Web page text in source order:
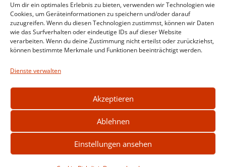
Um dir ein optimales Erlebnis zu bieten, verwenden wir Technologien wie
Cookies, um Geräteinformationen zu speichern und/oder darauf
zuzugreifen. Wenn du diesen Technologien zustimmst, können wir Daten
wie das Surfverhalten oder eindeutige IDs auf dieser Website
verarbeiten. Wenn du deine Zustimmung nicht erteilst oder zurückziehst,
können bestimmte Merkmale und Funktionen beeinträchtigt werden.
Dienste verwalten
Akzeptieren
Ablehnen
Einstellungen ansehen
Einsatz vom 12. März 2026:
Kompost in Brand
Weitere Einsätze anzeigen
2026 © feuerwehr-stadtlengsfeld.de